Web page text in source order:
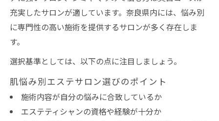
充実したサロンが適しています。奈良県内には、悩み別
に専門性の高い施術を提供するサロンが多く存在しま
す。
選択基準としては、以下の点に注目しましょう。
肌悩み別エステサロン選びのポイント
施術内容が自分の悩みに合致しているか
エステティシャンの資格や経験が十分か